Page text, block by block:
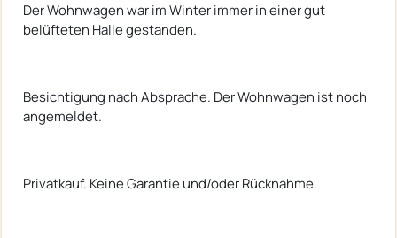
Der Wohnwagen war im Winter immer in einer gut
belüfteten Halle gestanden.
Besichtigung nach Absprache. Der Wohnwagen ist noch
angemeldet.
Privatkauf. Keine Garantie und/oder Rücknahme.